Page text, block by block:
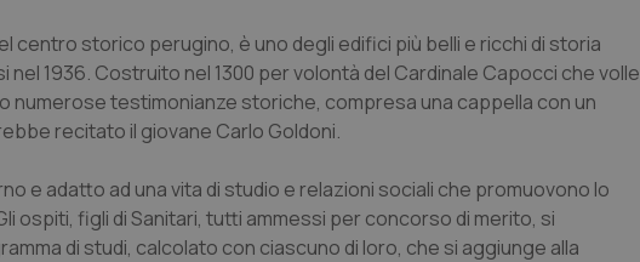
centro storico perugino, è uno degli edifici più belli e ricchi di storia
1936. Costruito nel 1300 per volontà del Cardinale Capocci che volle
numerose testimonianze storiche, compresa una cappella con un
recitato il giovane Carlo Goldoni.
e adatto ad una vita di studio e relazioni sociali che promuovono lo
ospiti, figli di Sanitari, tutti ammessi per concorso di merito, si
di studi, calcolato con ciascuno di loro, che si aggiunge alla